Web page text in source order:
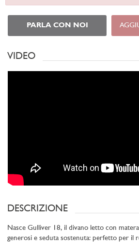
PARLA CON NOI
VIDEO
DESCRIZIONE
Nasce Gulliver 18, il divano letto con
generosi e seduta sostenuta: perfetto per il